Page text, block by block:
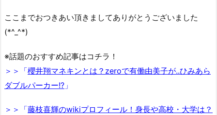
ここまでおつきあい頂きましてありがとうございました
(*^_^*)
※話題のおすすめ記事はコチラ！
＞＞「櫻井翔マネキンとは？zeroで有働由美子が..ひみあら
ダブルパーカー!? 」
＞＞「藤枝喜輝のwikiプロフィール！身長や高校・大学は？